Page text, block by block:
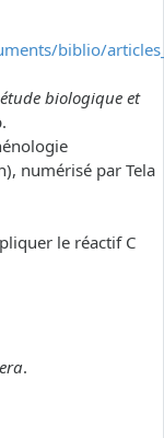
biblio/
biologique et
numérisé par Tela
le réactif C
.